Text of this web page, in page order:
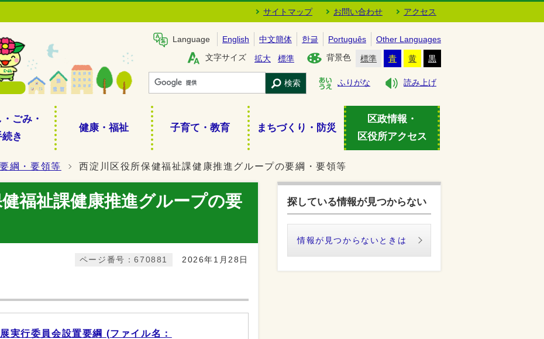
サイトマップ お問い合わせ アクセス
Language English 中文簡体 한글 Português
Other Languages
文字サイズ
拡大 標準 背景色 標準 青 黄 黒
検索 ふりがな 読み上げ
ごみ・
き
健康・福祉 子育て・教育 まちづくり・防災
区政情報・
区役所アクセス
要綱・要領等 西淀川区役所保健福祉課健康推進グループの要綱・要領等
福祉課健康推進グループの要
2026年1月28日
ページ番号：670881
実行委員会設置要綱 (ファイル名：
探している情報が見つからない
情報が見つからないときは